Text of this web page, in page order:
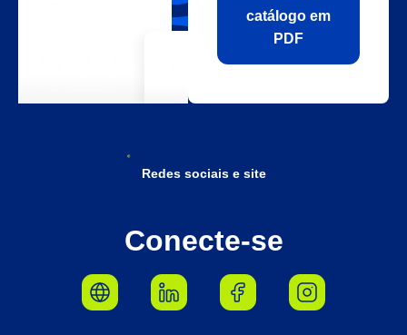
catálogo em
PDF
Redes sociais e site
Conecte-se